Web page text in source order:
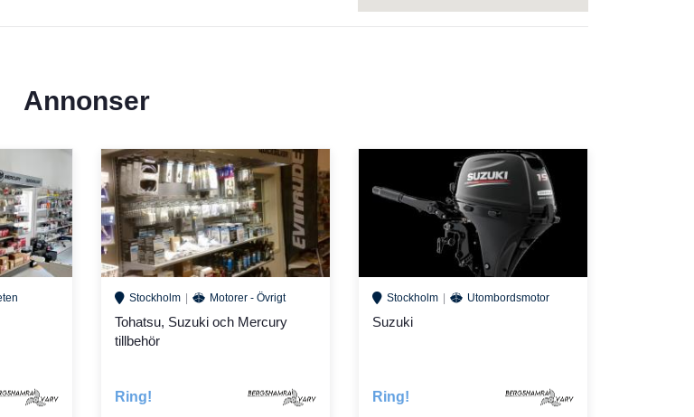
Annonser
Stockholm Motorer - Övrigt
Tohatsu, Suzuki och Mercury
tillbehör
Ring!
Stockholm Utombordsmotor
Suzuki
Ring!